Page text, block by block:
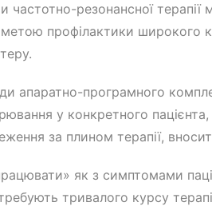
резонансної терапії
профілактики широкого
апаратно-програмного
у конкретного
за плином терапії,
як з симптомами
тривалого курсу